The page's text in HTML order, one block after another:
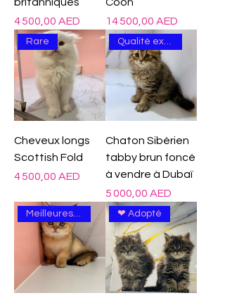
britanniques
Prix
4 500,00 AED
Coon
Prix
14 500,00 AED
Rare
Cheveux longs
Scottish Fold
Prix
4 500,00 AED
Chaton Sibérien
tabby brun foncé
à vendre à Dubaï
Prix
5 000,00 AED
❤ Adopté